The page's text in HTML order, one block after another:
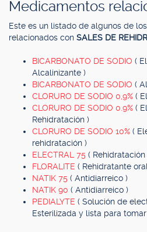
Medicamentos
Este es un listado de algunos de
relacionados con SALES DE
BICARBONATO DE SODIO (
Alcalinizante )
BICARBONATO DE SODIO (
CLORURO DE SODIO 0,9% (
CLORURO DE SODIO 0.9% (
Rehidratación )
CLORURO DE SODIO 10% (
rehidratación )
ELECTRAL 75 ( Rehidratación
FLORALITE ( Rehidratante
NATIK 75 ( Antidiarreico )
NATIK 90 ( Antidiarreico )
PEDIALYTE ( Solución de
Esterilizada y lista para